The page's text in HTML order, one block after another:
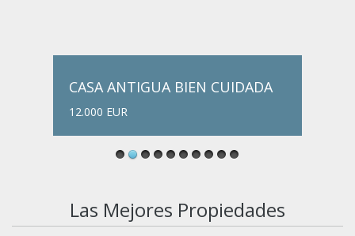
CASA ANTIGUA BIEN CUIDADA
12.000 EUR
Las Mejores Propiedades